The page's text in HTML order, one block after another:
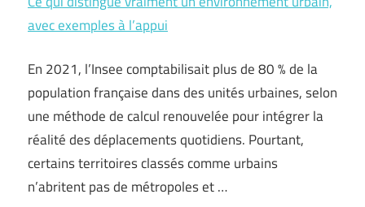
avec exemples à l’appui
En 2021, l’Insee comptabilisait plus de 80 % de la
population française dans des unités urbaines, selon
une méthode de calcul renouvelée pour intégrer la
réalité des déplacements quotidiens. Pourtant,
certains territoires classés comme urbains
n’abritent pas de métropoles et …